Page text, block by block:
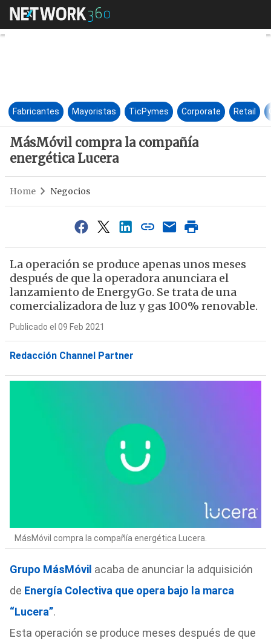
MásMóvil compra la
Fabricantes Mayoristas TicPymes Corporate Retail
MásMóvil compra la compañía
energética Lucera
Home Negocios
La operación se produce apenas unos meses
después de que la operadora anunciara el
lanzamiento de EnergyGo. Se trata de una
comercializadora de luz y gas 100% renovable.
Publicado el 09 Feb 2021
Redacción Channel Partner
MásMóvil compra la compañía energética Lucera.
Grupo MásMóvil acaba de anunciar la adquisición
de Energía Colectiva que opera bajo la marca
“Lucera”.
Esta operación se produce meses después de que